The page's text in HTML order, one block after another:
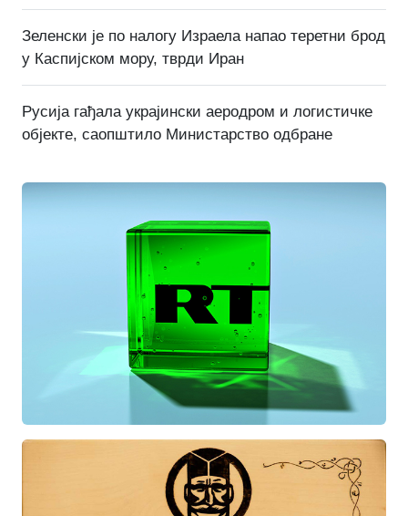
Зеленски је по налогу Израела напао теретни брод
у Каспијском мору, тврди Иран
Русија гађала украјински аеродром и логистичке
објекте, саопштило Министарство одбране